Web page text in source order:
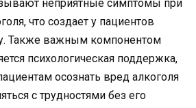
неприятные симптомы при
что создает у пациентов
Также важным компонентом
психологическая поддержка,
осознать вред алкоголя
с трудностями без его